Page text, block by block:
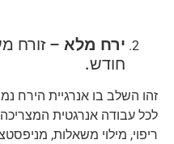
ירח מלא – זורח
חודש.
זהו השלב בו אנרגיית הירח
לכל עבודה אנרגטית המצריכה
ריפוי, מילוי משאלות,